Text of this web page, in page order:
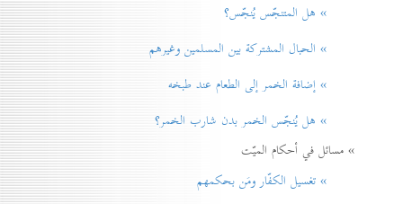
» هل المتنجّس يُنجّس؟
» الحبال المشتركة بين المسلمين وغيرهم
» إضافة الخمر إلی الطعام عند طبخه
» هل يُنجّس الخمر بدن شارب الخمر؟
» مسائل في أحكام الميّت
» تغسيل الكفّار ومَن بحكمهم